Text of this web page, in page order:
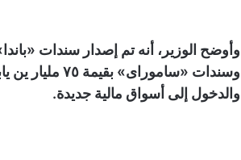
وسندات
والدخول إلى أسواق مالية جديدة.